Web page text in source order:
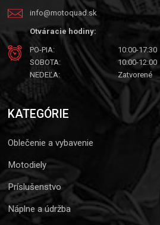
info@motoquad.sk
Otváracie hodiny:
PO-PIA:
10:00-17:30
SOBOTA:
10:00-12:00
NEDEĽA:
Zatvorené
KATEGÓRIE
Oblečenie a vybavenie
Motodiely
Príslušenstvo
Náplne a údržba